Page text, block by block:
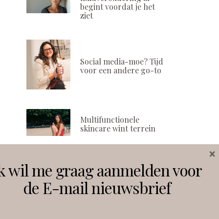
begint voordat je het
ziet
Social media-moe? Tijd
voor een andere go-to
Multifunctionele
skincare wint terrein
Volg ons
wil me graag aanmelden voor
de E-mail nieuwsbrief
×